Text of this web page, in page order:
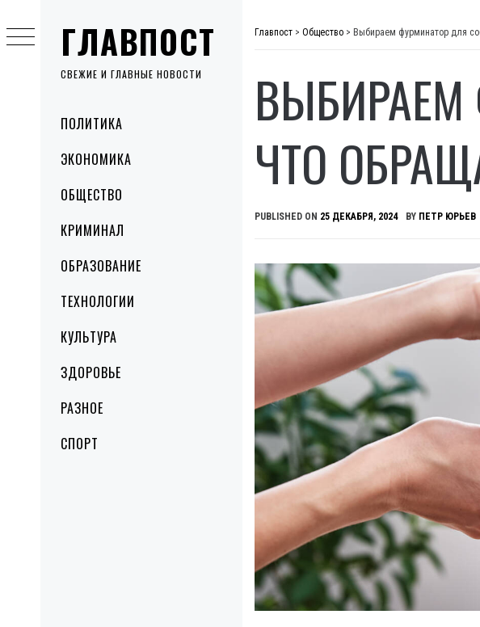
ГЛАВПОСТ
СВЕЖИЕ И ГЛАВНЫЕ НОВОСТИ
MenuПОЛИТИКА
ЭКОНОМИКА
ОБЩЕСТВО
КРИМИНАЛ
ОБРАЗОВАНИЕ
ТЕХНОЛОГИИ
КУЛЬТУРА
ЗДОРОВЬЕ
РАЗНОЕ
СПОРТ
to
content
Главпост > Общество > Выбираем фурминатор для
ЧТО
PUBLISHED ON 25 ДЕКАБРЯ, 2024 BY ПЕТР ЮРЬЕВ